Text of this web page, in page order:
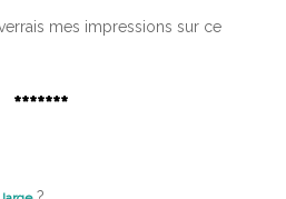
mes impressions sur ce
*******